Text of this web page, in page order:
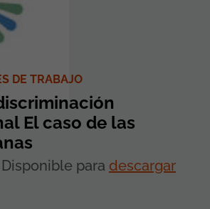
DE TRABAJO
El caso de las
Disponible para descargar